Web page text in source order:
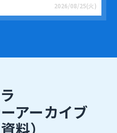
2026/08/25(火)
アーカイブ